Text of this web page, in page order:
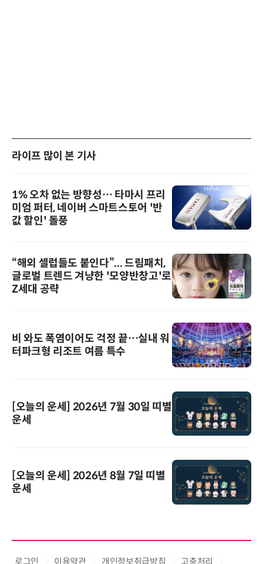
라이프 많이 본 기사
1% 오차 없는 방향성… 타마시 프리
미엄 퍼터, 네이버 스마트스토어 '반
값 할인' 돌풍
“해외 셀럽들도 붙인다”... 드림패치,
글로벌 트렌드 겨냥한 '모양반창고'로
Z세대 공략
비 와도 폭염이어도 걱정 끝…실내 워
터파크형 리조트 여름 특수
[오늘의 운세] 2026년 7월 30일 띠별
운세
[오늘의 운세] 2026년 8월 7일 띠별
운세
로그인 이용약관 개인정보취급방침 고충처리